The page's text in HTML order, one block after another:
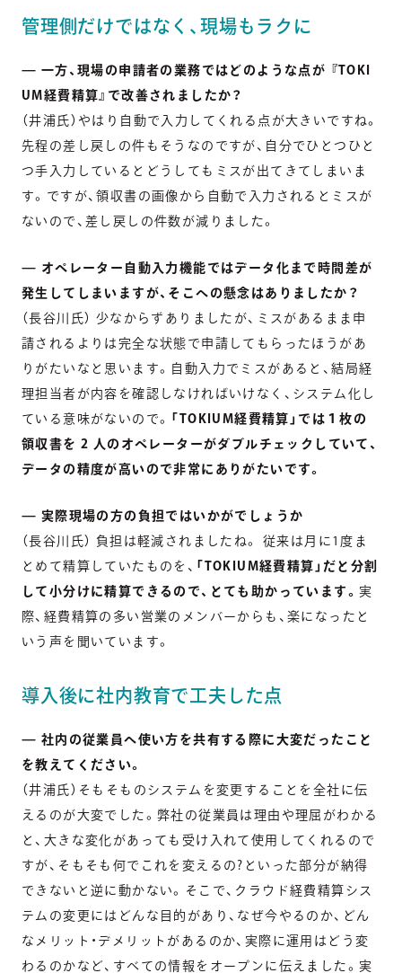
管理側だけではなく、現場もラクに
— 一方、現場の申請者の業務ではどのような点が 『TOKI
UM経費精算』で改善されましたか？
（井浦氏）やはり自動で入力してくれる点が大きいですね。
先程の差し戻しの件もそうなのですが、自分でひとつひと
つ手入力しているとどうしてもミスが出てきてしまいま
す。ですが、領収書の画像から自動で入力されるとミスが
ないので、差し戻しの件数が減りました。
— オペレーター自動入力機能ではデータ化まで時間差が
発生してしまいますが、そこへの懸念はありましたか？
（長谷川氏） 少なからずありましたが、ミスがあるまま申
請されるよりは完全な状態で申請してもらったほうがあ
りがたいなと思います。自動入力でミスがあると、結局経
理担当者が内容を確認しなければいけなく、システム化し
ている意味がないので。
「TOKIUM経費精算」では１枚の
領収書を 2 人のオペレーターがダブルチェックしていて、
データの精度が高いので非常にありがたいです。
— 実際現場の方の負担ではいかがでしょうか
（長谷川氏） 負担は軽減されましたね。 従来は月に1度ま
とめて精算していたものを、 「TOKIUM経費精算」だと分割
して小分けに精算できるので、とても助かっています。 実
際、経費精算の多い営業のメンバーからも、楽になったと
いう声を聞いています。
導入後に社内教育で工夫した点
— 社内の従業員へ使い方を共有する際に大変だったこと
を教えてください。
（井浦氏）そもそものシステムを変更することを全社に伝
えるのが大変でした。弊社の従業員は理由や理屈がわかる
と、大きな変化があっても受け入れて使用してくれるので
すが、そもそも何でこれを変えるの?といった部分が納得
できないと逆に動かない。そこで、クラウド経費精算シス
テムの変更にはどんな目的があり、なぜ今やるのか、どん
なメリット・デメリットがあるのか、実際に運用はどう変
わるのかなど、すべての情報をオープンに伝えました。実